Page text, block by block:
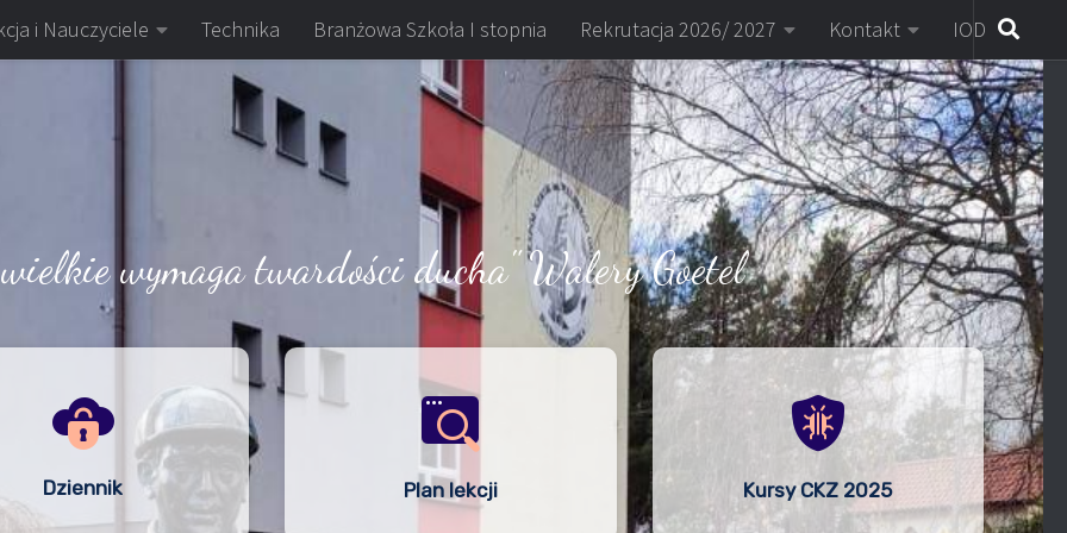
i Nauczyciele Technika Branżowa Szkoła I stopnia Rekrutacja 2026/ 2027 Kontakt IOD
wymaga twardości ducha" Walery Goetel
Dziennik Plan lekcji Kursy CKZ 2025